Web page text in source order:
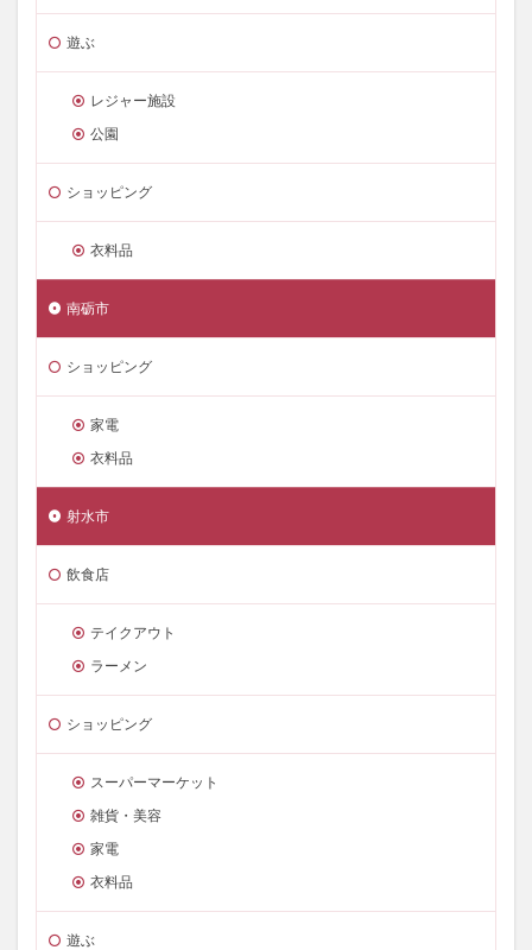
遊ぶ
レジャー施設
公園
ショッピング
衣料品
南砺市
ショッピング
家電
衣料品
射水市
飲食店
テイクアウト
ラーメン
ショッピング
スーパーマーケット
雑貨・美容
家電
衣料品
遊ぶ